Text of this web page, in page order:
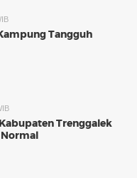
Tangguh
Trenggalek
Normal